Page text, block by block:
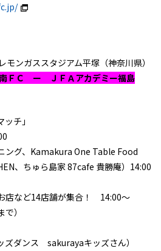
ンガススタジアム平塚（神奈川県）
南ＦＣ ー ＪＦＡアカデミー福島
チ」
ング、Kamakura One Table Food
、ちゅら島家 87cafe 貴勝庵）14:00
店など14店舗が集合！ 14:00～
）
ズダンス sakurayaキッズさん）